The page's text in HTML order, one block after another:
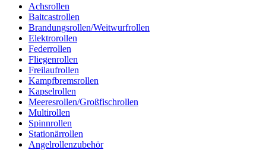
Achsrollen
Baitcastrollen
Brandungsrollen/Weitwurfrollen
Elektrorollen
Federrollen
Fliegenrollen
Freilaufrollen
Kampfbremsrollen
Kapselrollen
Meeresrollen/Großfischrollen
Multirollen
Spinnrollen
Stationärrollen
Angelrollenzubehör